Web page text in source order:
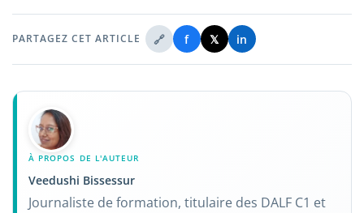
PARTAGEZ CET ARTICLE 🔗 f 𝕏 in
À PROPOS DE L'AUTEUR
Veedushi Bissessur
Journaliste de formation, titulaire des DALF C1 et